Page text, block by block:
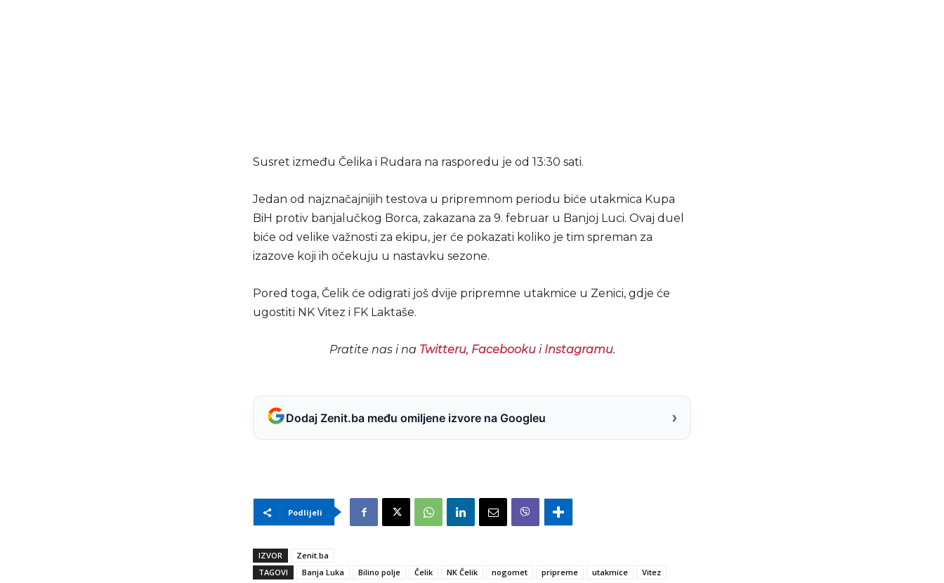
Susret između Čelika i Rudara na rasporedu je od 13:30 sati.
Jedan od najznačajnijih testova u pripremnom periodu biće utakmica Kupa
BiH protiv banjalučkog Borca, zakazana za 9. februar u Banjoj Luci. Ovaj duel
biće od velike važnosti za ekipu, jer će pokazati koliko je tim spreman za
izazove koji ih očekuju u nastavku sezone.
Pored toga, Čelik će odigrati još dvije pripremne utakmice u Zenici, gdje će
ugostiti NK Vitez i FK Laktaše.
Pratite nas i na Twitteru, Facebookui Instagramu.
Dodaj Zenit.ba među omiljene izvore na Googleu ›
Podlijeli
IZVOR
Zenit.ba
TAGOVI
Banja Luka Bilino polje Čelik NK Čelik nogomet pripreme utakmice
Vitez